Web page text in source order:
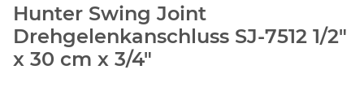
Hunter Swing Joint
Drehgelenkanschluss SJ-7512 1/2"
x 30 cm x 3/4"